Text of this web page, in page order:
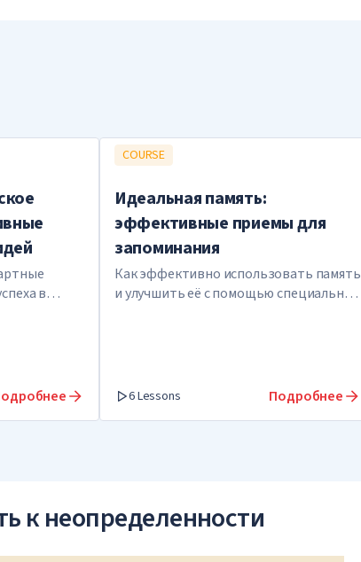
в
COURSE
Идеальная память:
эффективные приемы для
запоминания
Как эффективно использовать память
и улучшить её с помощью специальных
6 Lessons Подробнее
к неопределенности